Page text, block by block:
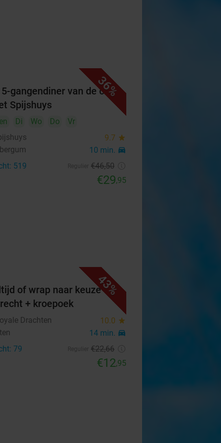
36%
gangendiner van de chef
Spijshuys
Di Wo Do
Vr
9.7 star
10 min. directions_car
519 €46,50
€29,95
43%
of wrap naar keuze +
+ kroepoek
Drachten 10.0 star
14 min. directions_car
79 €22,66
€12,95